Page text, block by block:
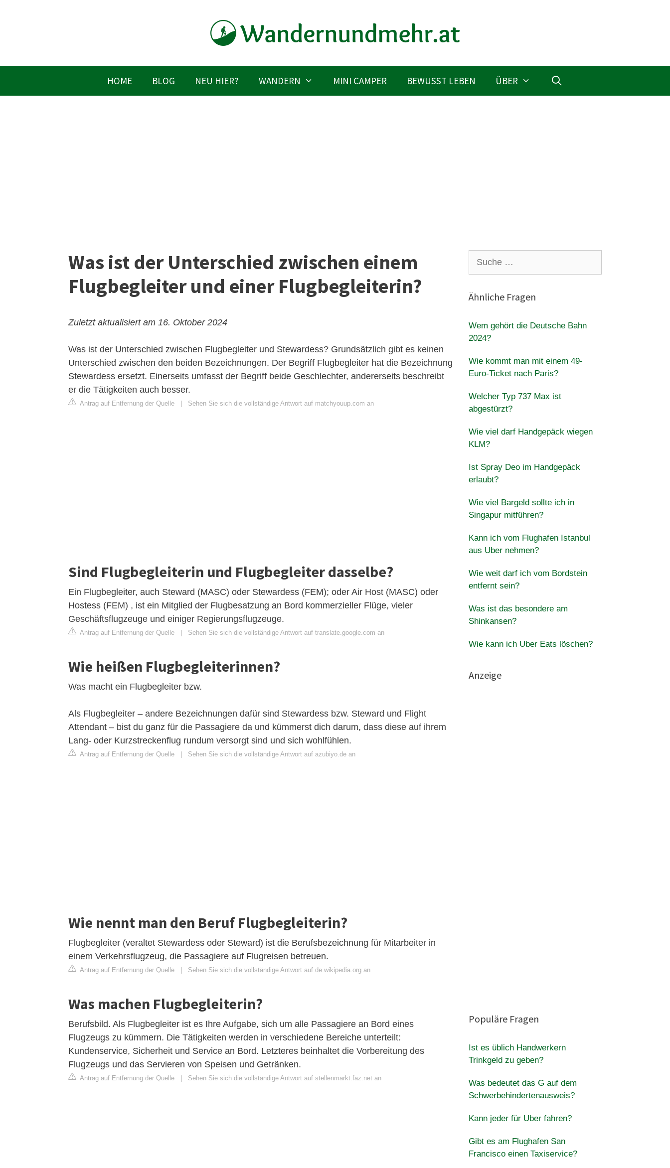
HOME BLOG NEU HIER? WANDERN MINI CAMPER BEWUSST LEBEN ÜBER
Was ist der Unterschied zwischen einem
Flugbegleiter und einer Flugbegleiterin?
Zuletzt aktualisiert am 16. Oktober 2024
Was ist der Unterschied zwischen Flugbegleiter und Stewardess? Grundsätzlich gibt es keinen
Unterschied zwischen den beiden Bezeichnungen. Der Begriff Flugbegleiter hat die Bezeichnung
Stewardess ersetzt. Einerseits umfasst der Begriff beide Geschlechter, andererseits beschreibt
er die Tätigkeiten auch besser.
Antrag auf Entfernung der Quelle Sehen Sie sich die vollständige Antwort auf matchyouup.com an
Sind Flugbegleiterin und Flugbegleiter dasselbe?
Ein Flugbegleiter, auch Steward (MASC) oder Stewardess (FEM); oder Air Host (MASC) oder
Hostess (FEM) , ist ein Mitglied der Flugbesatzung an Bord kommerzieller Flüge, vieler
Geschäftsflugzeuge und einiger Regierungsflugzeuge.
Antrag auf Entfernung der Quelle Sehen Sie sich die vollständige Antwort auf translate.google.com an
Wie heißen Flugbegleiterinnen?
Was macht ein Flugbegleiter bzw.
Als Flugbegleiter – andere Bezeichnungen dafür sind Stewardess bzw. Steward und Flight
Attendant – bist du ganz für die Passagiere da und kümmerst dich darum, dass diese auf ihrem
Lang- oder Kurzstreckenflug rundum versorgt sind und sich wohlfühlen.
Antrag auf Entfernung der Quelle Sehen Sie sich die vollständige Antwort auf azubiyo.de an
Wie nennt man den Beruf Flugbegleiterin?
Flugbegleiter (veraltet Stewardess oder Steward) ist die Berufsbezeichnung für Mitarbeiter in
einem Verkehrsflugzeug, die Passagiere auf Flugreisen betreuen.
Antrag auf Entfernung der Quelle Sehen Sie sich die vollständige Antwort auf de.wikipedia.org an
Was machen Flugbegleiterin?
Berufsbild. Als Flugbegleiter ist es Ihre Aufgabe, sich um alle Passagiere an Bord eines
Flugzeugs zu kümmern. Die Tätigkeiten werden in verschiedene Bereiche unterteilt:
Kundenservice, Sicherheit und Service an Bord. Letzteres beinhaltet die Vorbereitung des
Flugzeugs und das Servieren von Speisen und Getränken.
Antrag auf Entfernung der Quelle Sehen Sie sich die vollständige Antwort auf stellenmarkt.faz.net an
nach:
Ähnliche Fragen
Wem gehört die Deutsche Bahn
2024?
Wie kommt man mit einem 49-
Euro-Ticket nach Paris?
Welcher Typ 737 Max ist
abgestürzt?
Wie viel darf Handgepäck wiegen
KLM?
Ist Spray Deo im Handgepäck
erlaubt?
Wie viel Bargeld sollte ich in
Singapur mitführen?
Kann ich vom Flughafen Istanbul
aus Uber nehmen?
Wie weit darf ich vom Bordstein
entfernt sein?
Was ist das besondere am
Shinkansen?
Wie kann ich Uber Eats löschen?
Anzeige
Populäre Fragen
Ist es üblich Handwerkern
Trinkgeld zu geben?
Was bedeutet das G auf dem
Schwerbehindertenausweis?
Kann jeder für Uber fahren?
Gibt es am Flughafen San
Francisco einen Taxiservice?